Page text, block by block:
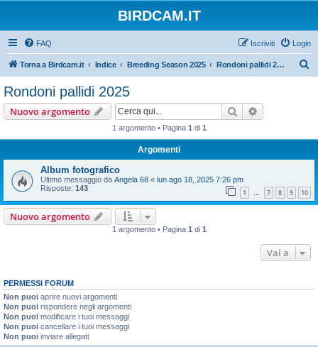
BIRDCAM.IT
FAQ Login
Iscriviti
Torna a Birdcam.it Indice Breeding Season 2025 Rondoni pallidi 2025
Rondoni pallidi 2025
Nuovo argomento Cerca
1 argomento • Pagina 1 di 1
Argomenti
Album fotografico
Ultimo messaggio da Angela 68 « lun ago 18, 2025 7:26 pm
Risposte: 143 1 … 7 8 9 10
Nuovo argomento
1 argomento • Pagina 1 di 1
Vai a
PERMESSI FORUM
Non puoi aprire nuovi argomenti
Non puoi rispondere negli argomenti
Non puoi modificare i tuoi messaggi
Non puoi cancellare i tuoi messaggi
Non puoi inviare allegati